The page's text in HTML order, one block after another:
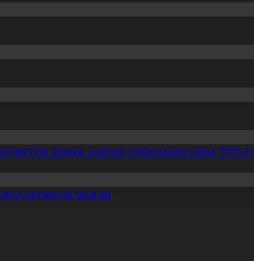
көмек алатын отбасылар саны 50%-
ережесін бұзған